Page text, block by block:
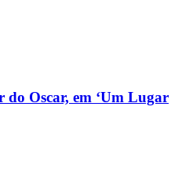
Oscar, em ‘Um Lugar